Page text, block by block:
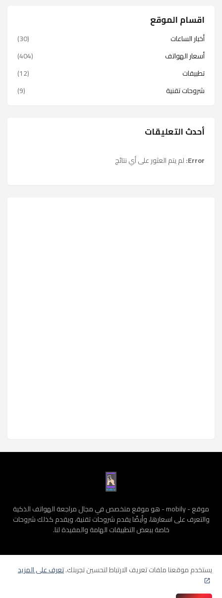
اقسام الموقع
أخبار الساعات
(30)
أسعار الهواتف
(404)
تطبيقات
(12)
شروحات تقنية
(9)
أحدث التعليقات
Error: لم يتم العثور على أي نتائج
موقع - mobily - هو موقع متخصص في مجال مراجعة الهواتف الذكية
والتعرف على اسعارها، وأيضًا يقدم شروحات تقنية، ويقدم كذلك شروحات
خاصة ببعض التطبيقات الهامة والمفيدة لنا.
الرئيسية سياسة الخصوصية الشروط و الأحكام
من نحن
يستخدم موقعنا ملفات تعريف الارتباط لتحسين تجربتك.تعرف على المزيد